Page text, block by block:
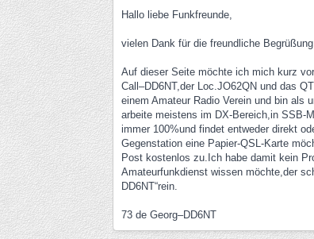
Hallo liebe Funkfreunde,
vielen Dank für die freundliche
Auf dieser Seite möchte ich mich kurz
Call–DD6NT,der Loc.JO62QN und das
einem Amateur Radio Verein und bin als
arbeite meistens im DX-Bereich,in SSB-
immer 100%und findet entweder direkt
Gegenstation eine Papier-QSL-Karte
Post kostenlos zu.Ich habe damit kein
Amateurfunkdienst wissen möchte,der
DD6NT“rein.
73 de Georg–DD6NT